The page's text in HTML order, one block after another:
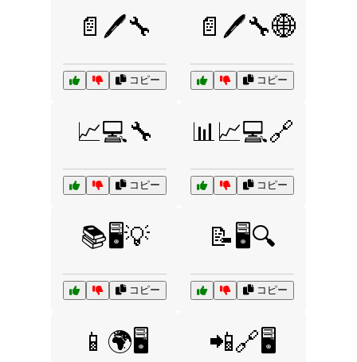
📄🖊️🔧
コピー
📄🖊️🔧🌐
コピー
📈💻🔧
コピー
📊📈💻🔗
コピー
📚🖥️💡
コピー
📝🖥️🔍
コピー
📱🌍🖥️ 📲🔗🖥️